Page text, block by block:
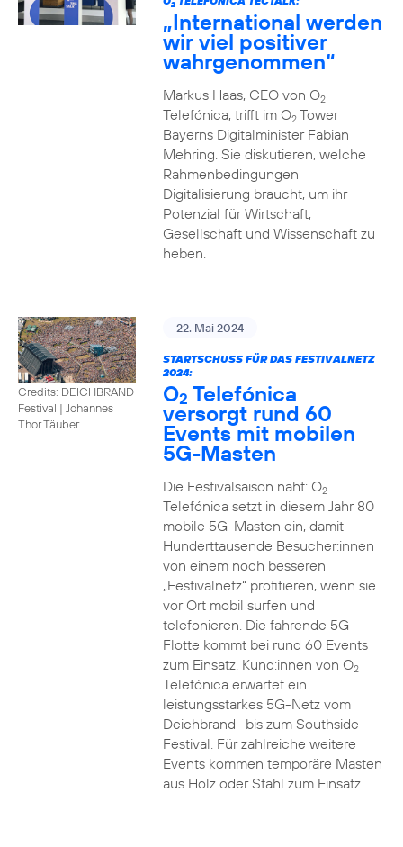
2
„International werden
wir viel positiver
wahrgenommen“
Markus Haas, CEO von O2
Telefónica, trifft im O2Tower
Bayerns Digitalminister Fabian
Mehring. Sie diskutieren, welche
Rahmenbedingungen
Digitalisierung braucht, um ihr
Potenzial für Wirtschaft,
Gesellschaft und Wissenschaft zu
heben.
Credits: DEICHBRAND
Festival | Johannes
Thor Täuber
22. Mai 2024
STARTSCHUSS FÜR DAS FESTIVALNETZ
2024:
O2 Telefónica
versorgt rund 60
Events mit mobilen
5G-Masten
Die Festivalsaison naht: O2
Telefónica setzt in diesem Jahr 80
mobile 5G-Masten ein, damit
Hunderttausende Besucher:innen
von einem noch besseren
„Festivalnetz“ profitieren, wenn sie
vor Ort mobil surfen und
telefonieren. Die fahrende 5G-
Flotte kommt bei rund 60 Events
zum Einsatz. Kund:innen von O2
Telefónica erwartet ein
leistungsstarkes 5G-Netz vom
Deichbrand- bis zum Southside-
Festival. Für zahlreiche weitere
Events kommen temporäre Masten
aus Holz oder Stahl zum Einsatz.